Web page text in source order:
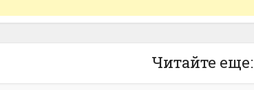
Читайте еще: